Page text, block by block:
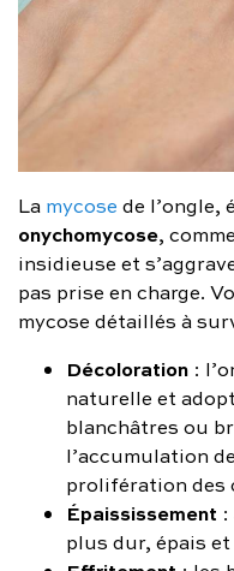
La mycose de l’ongle,
onychomycose,
insidieuse et
pas prise en charge.
mycose détaillés à
Décoloration :
naturelle et
blanchâtres ou
l’accumulation
prolifération des
Épaississement
plus dur, épais